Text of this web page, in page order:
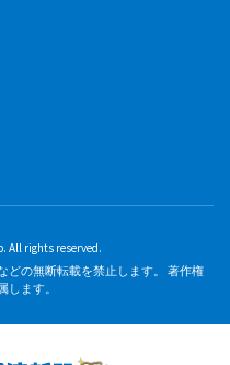
All rights reserved.
どの無断転載を禁止します。 著作権
ます。